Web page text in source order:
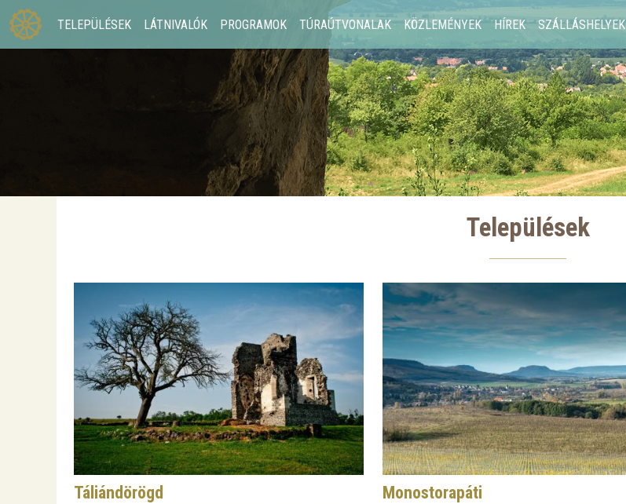
TELEPÜLÉSEK LÁTNIVALÓK PROGRAMOK TÚRAÚTVONALAK KÖZLEMÉNYEK HÍREK SZÁLLÁSHELYEK
Települések
Táliándörögd Monostorapáti